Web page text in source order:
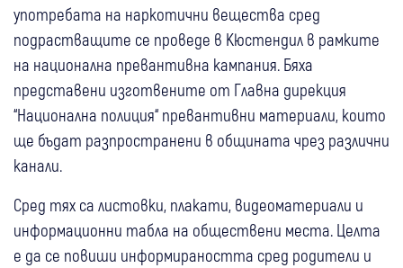
употребата на наркотични вещества сред
подрастващите се проведе в Кюстендил в рамките
на национална превантивна кампания. Бяха
представени изготвените от Главна дирекция
“Национална полиция“ превантивни материали, които
ще бъдат разпространени в общината чрез различни
канали.
Сред тях са листовки, плакати, видеоматериали и
информационни табла на обществени места. Целта
е да се повиши информираността сред родители и